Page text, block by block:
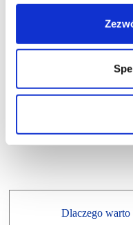
Dlaczego warto